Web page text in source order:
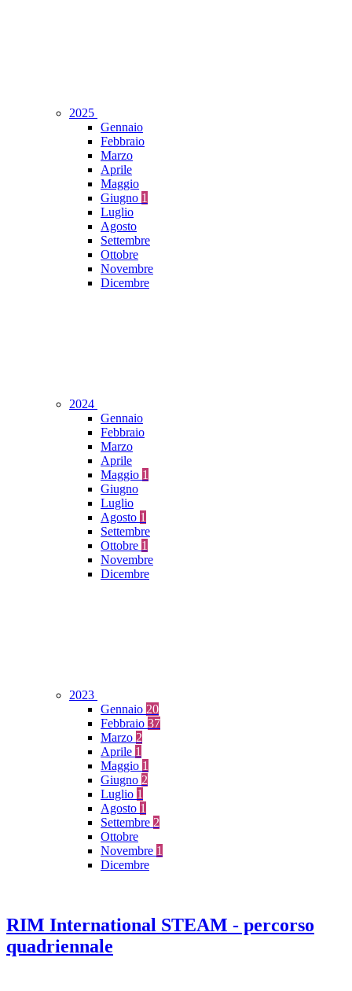
2025
Gennaio
Febbraio
Marzo
Aprile
Maggio
Giugno 1
Luglio
Agosto
Settembre
Ottobre
Novembre
Dicembre
2024
Gennaio
Febbraio
Marzo
Aprile
Maggio 1
Giugno
Luglio
Agosto 1
Settembre
Ottobre 1
Novembre
Dicembre
2023
Gennaio 20
Febbraio 37
Marzo 2
Aprile 1
Maggio 1
Giugno 2
Luglio 1
Agosto 1
Settembre 2
Ottobre
Novembre 1
Dicembre
RIM International STEAM - percorso
quadriennale